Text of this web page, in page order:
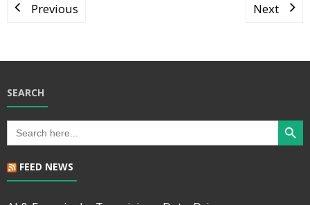
Previous Next
SEARCH
Search
for:
Search
FEED NEWS